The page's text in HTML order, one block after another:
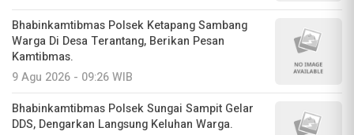
‎Bhabinkamtibmas Polsek Ketapang Sambang
Warga Di Desa Terantang, Berikan Pesan
Kamtibmas. ‎
9 Agu 2026 - 09:26 WIB
Bhabinkamtibmas Polsek Sungai Sampit Gelar
DDS, Dengarkan Langsung Keluhan Warga.